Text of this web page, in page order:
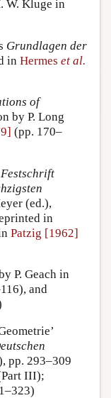
W. Kluge in
Grundlagen der
in Hermes et al.
of
by P. Long
(pp. 170–
Festschrift
(ed.),
in
Patzig [1962]
P. Geach in
and
pp. 293–309
III);